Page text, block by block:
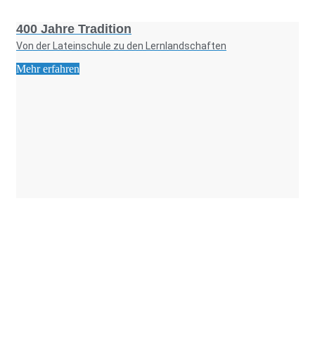
400 Jahre Tradition
Von der Lateinschule zu den Lernlandschaften
Mehr erfahren